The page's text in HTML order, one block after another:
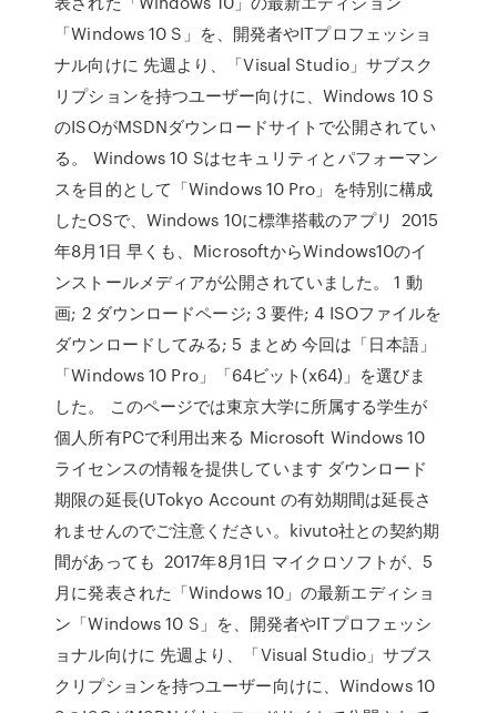
「Windows 10 S」を、開発者やITプロフェッショ
ナル向けに 先週より、「Visual Studio」サブスク
リプションを持つユーザー向けに、Windows 10 S
のISOがMSDNダウンロードサイトで公開されてい
る。 Windows 10 Sはセキュリティとパフォーマン
スを目的として「Windows 10 Pro」を特別に構成
したOSで、Windows 10に標準搭載のアプリ 2015
年8月1日 早くも、MicrosoftからWindows10のイ
ンストールメディアが公開されていました。 1 動
画; 2 ダウンロードページ; 3 要件; 4 ISOファイルを
ダウンロードしてみる; 5 まとめ 今回は「日本語」
「Windows 10 Pro」「64ビット(x64)」を選びま
した。 このページでは東京大学に所属する学生が
個人所有PCで利用出来る Microsoft Windows 10
ライセンスの情報を提供しています ダウンロード
期限の延長(UTokyo Account の有効期間は延長さ
れませんのでご注意ください。kivuto社との契約期
間があっても 2017年8月1日 マイクロソフトが、5
月に発表された「Windows 10」の最新エディショ
ン「Windows 10 S」を、開発者やITプロフェッシ
ョナル向けに 先週より、「Visual Studio」サブス
クリプションを持つユーザー向けに、Windows 10